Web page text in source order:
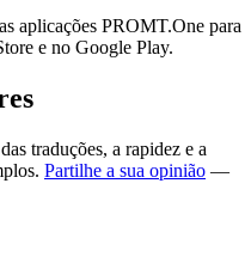
aplicações PROMT.One para
e no Google Play.
traduções, a rapidez e a
Partilhe a sua opinião —